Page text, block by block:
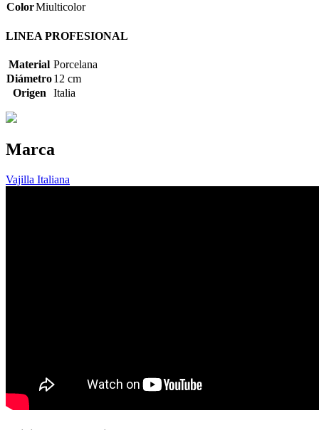
ColorMiulticolor
LINEA PROFESIONAL
Material Porcelana
Diámetro12 cm
Origen
Italia
Marca
Vajilla Italiana